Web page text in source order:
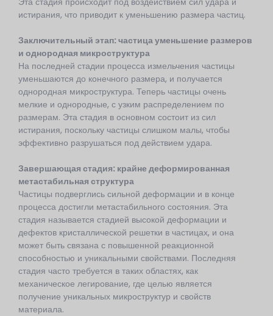
истирания, что приводит к уменьшению размера частиц.
Заключительный этап: частицауменьшение размеров
и однородная микроструктура
На последней стадии процесса измельчения частицы
уменьшаются до конечного размера, и получается
однородная микроструктура. Теперь частицы очень
мелкие и однородные, с узким распределением по
размерам. Эта стадия в основном состоит из сил
истирания, поскольку частицы слишком малы, чтобы
эффективно разрушаться под действием удара.
Завершающая стадия: крайне деформированная
метастабильная структура
Частицы подверглись сильной деформации и в конце
процесса достигли метастабильного состояния. Эта
стадия называется стадией высокой деформации и
дефектов кристаллической решетки в частицах, и она
может быть связана с повышенной реакционной
способностью и уникальными свойствами. Последняя
стадия часто требуется в таких областях, как
механическое легирование, где целью является
получение уникальных микроструктур и свойств
материала.